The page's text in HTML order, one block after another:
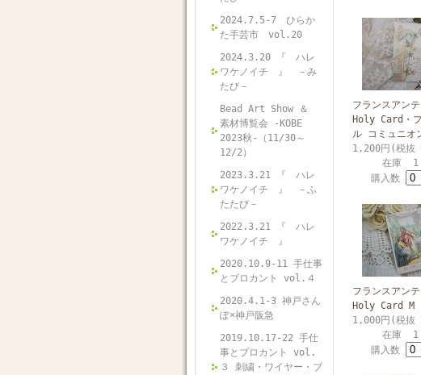
2024.7.5-7 ひらか
た手芸市 vol.20
2024.3.20 『 ハレ
ワケノイチ 』 －み
たび－
Bead Art Show ＆
素材博覧会 -KOBE
2023秋-（11/30～
12/2）
2023.3.21 『 ハレ
ワケノイチ 』 －ふ
たたび－
2022.3.21 『 ハレ
ワケノイチ 』
2020.10.9-11 手仕事
とブロカント vol.４
2020.4.1-3 神戸さん
ぽ×神戸阪急
2019.10.17-22 手仕
事とブロカント vol.
３ 刺繍・ワイヤー・ブ
フランスアン
Holy Card・
ル コミュニオ
1,200円(税抜
在庫
購入数
フランスアン
Holy Card M
1,000円(税抜
在庫
購入数